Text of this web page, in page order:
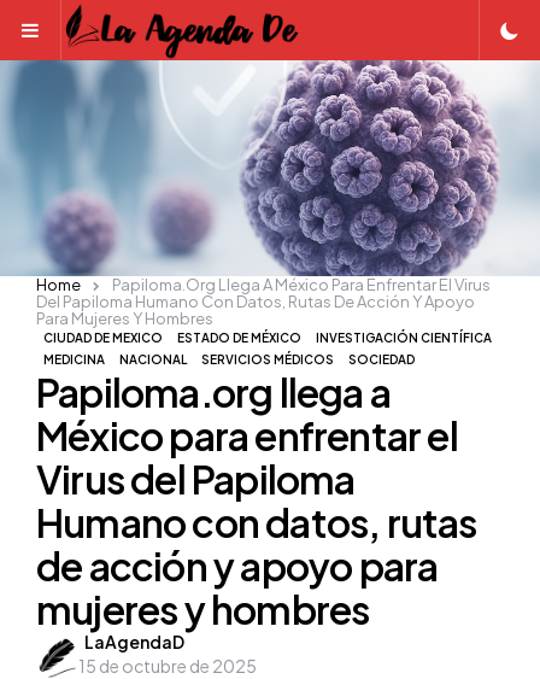
Menu
CIUDAD DE MEXICO ESTADO DE MÉXICO
INVESTIGACIÓN CIENTÍFICA
MEDICINA
NACIONAL SERVICIOS MÉDICOS SOCIEDAD
Papiloma.org llega a
México para enfrentar el
Virus del Papiloma
Humano con datos, rutas
de acción y apoyo para
mujeres y hombres
Posted
by
LaAgendaD
15 de octubre de 2025
Home
Papiloma.org Llega A México Para Enfrentar El Virus
Del Papiloma Humano Con Datos, Rutas De Acción Y Apoyo
Para Mujeres Y Hombres